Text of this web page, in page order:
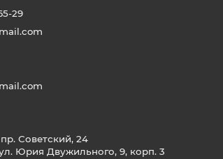
29
Советский, 24
Юрия Двужильного, 9, корп. 3